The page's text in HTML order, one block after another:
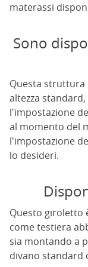
materassi
Sono
Questa struttura
altezza standard,
l'impostazione
al momento del
l'impostazione
lo desideri.
Questo giroletto
come testiera
sia montando a
divano standard